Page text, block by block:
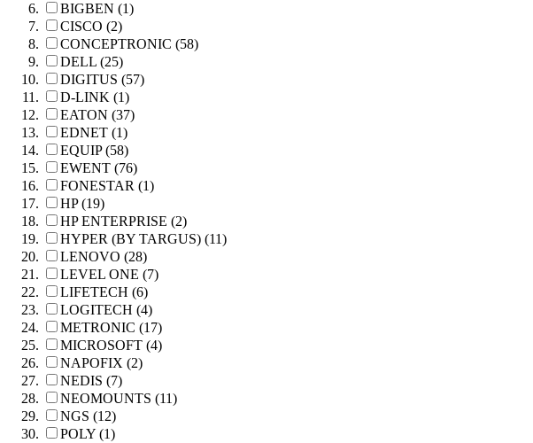
BIGBEN (1)
CISCO (2)
CONCEPTRONIC (58)
DELL (25)
DIGITUS (57)
D-LINK (1)
EATON (37)
EDNET (1)
EQUIP (58)
EWENT (76)
FONESTAR (1)
HP (19)
HP ENTERPRISE (2)
HYPER (BY TARGUS) (11)
LENOVO (28)
LEVEL ONE (7)
LIFETECH (6)
LOGITECH (4)
METRONIC (17)
MICROSOFT (4)
NAPOFIX (2)
NEDIS (7)
NEOMOUNTS (11)
NGS (12)
POLY (1)